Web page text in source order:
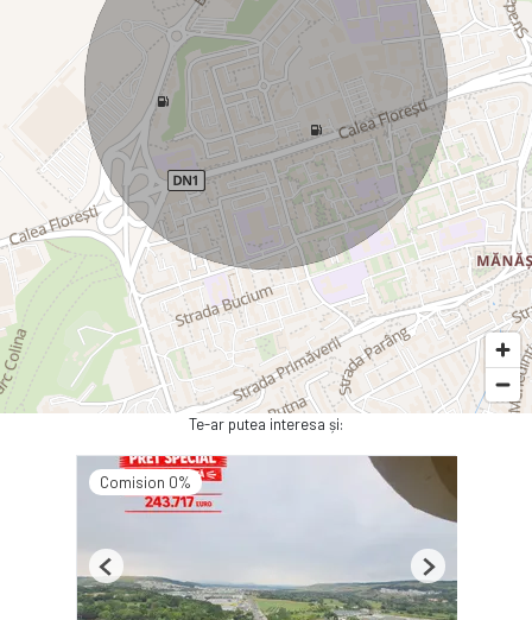
Te-ar putea interesa și:
Comision 0%
Previous Next